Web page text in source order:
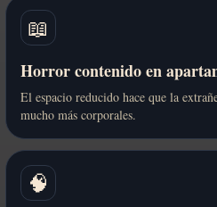
📖
Horror contenido en
El espacio reducido hace que la
mucho más corporales.
🧠